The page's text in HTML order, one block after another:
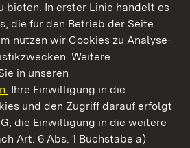
bieten. In erster Linie handelt es
die für den Betrieb der Seite
nutzen wir Cookies zu Analyse-
Weitere
in unseren
Ihre Einwilligung in die
und den Zugriff darauf erfolgt
die Einwilligung in die weitere
Art. 6 Abs. 1 Buchstabe a)
Schwetzingen
Gärten Baden-Württemberg